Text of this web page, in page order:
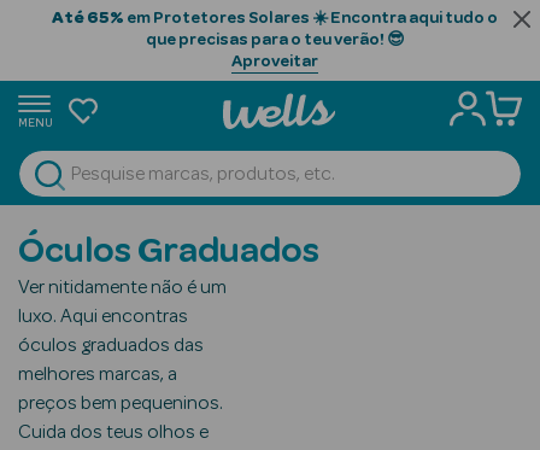
Até 65% em Protetores Solares ☀️ Encontra aqui tudo o
que precisas para o teu verão! 😎
Aproveitar
MENU
Ver Tudo
Beauty Season
Cabelo
Profissional
Beauty Season
Cosmética
Óculos Graduados
Ver nitidamente não é um
luxo. Aqui encontras
óculos graduados das
melhores marcas, a
preços bem pequeninos.
Cuida dos teus olhos e